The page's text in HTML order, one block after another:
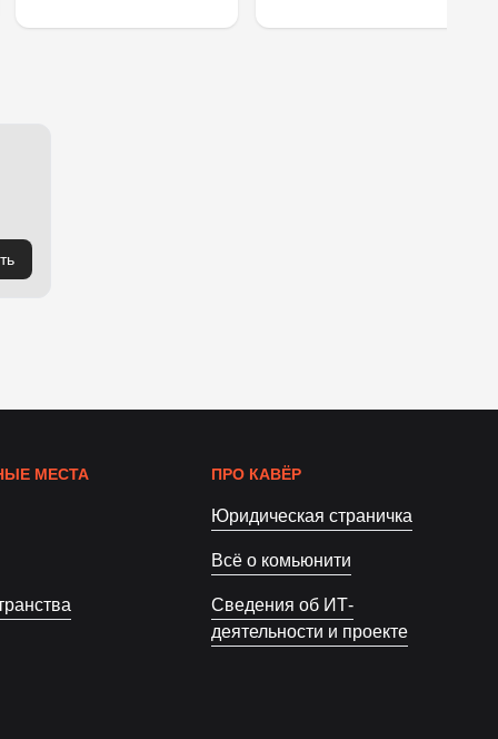
МЕСТА ПРО КАВЁР
Юридическая страничка
Всё о комьюнити
Сведения об ИТ-
деятельности и проекте